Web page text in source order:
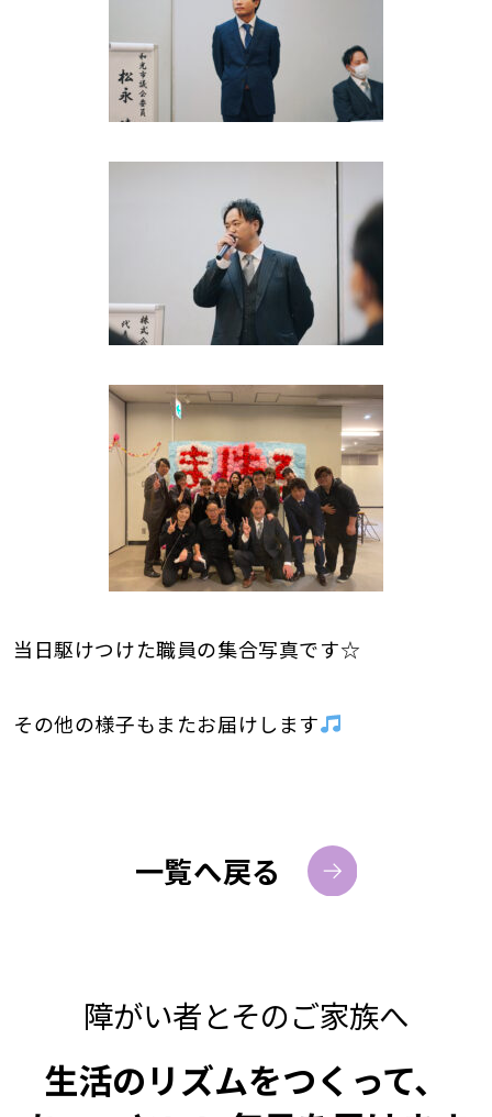
当日駆けつけた職員の集合写真です☆
その他の様子もまたお届けします
一覧へ戻る
障がい者とそのご家族へ
生活のリズムをつくって、